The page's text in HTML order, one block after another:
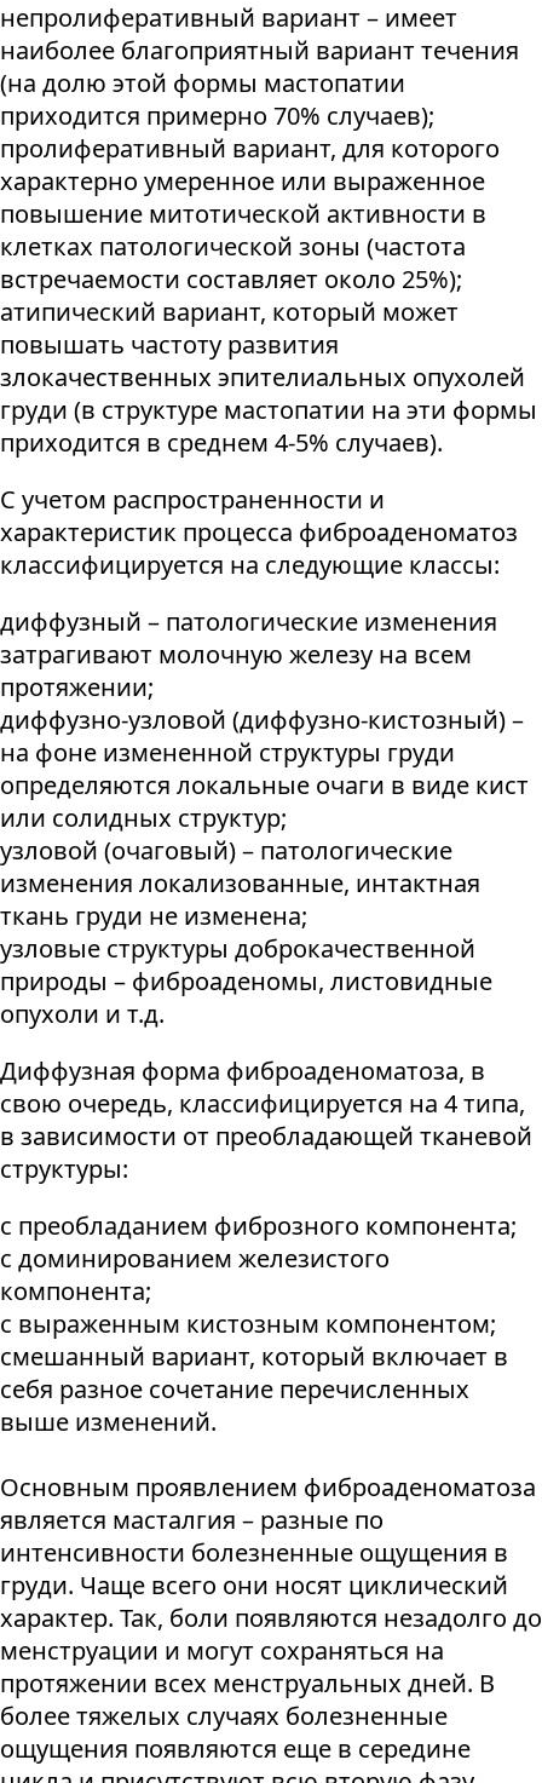
непролиферативный вариант – имеет
наиболее благоприятный вариант течения
(на долю этой формы мастопатии
приходится примерно 70% случаев);
пролиферативный вариант, для которого
характерно умеренное или выраженное
повышение митотической активности в
клетках патологической зоны (частота
встречаемости составляет около 25%);
атипический вариант, который может
повышать частоту развития
злокачественных эпителиальных опухолей
груди (в структуре мастопатии на эти формы
приходится в среднем 4-5% случаев).
С учетом распространенности и
характеристик процесса фиброаденоматоз
классифицируется на следующие классы:
диффузный – патологические изменения
затрагивают молочную железу на всем
протяжении;
диффузно-узловой (диффузно-кистозный) –
на фоне измененной структуры груди
определяются локальные очаги в виде кист
или солидных структур;
узловой (очаговый) – патологические
изменения локализованные, интактная
ткань груди не изменена;
узловые структуры доброкачественной
природы – фиброаденомы, листовидные
опухоли и т.д.
Диффузная форма фиброаденоматоза, в
свою очередь, классифицируется на 4 типа,
в зависимости от преобладающей тканевой
структуры:
с преобладанием фиброзного компонента;
с доминированием железистого
компонента;
с выраженным кистозным компонентом;
смешанный вариант, который включает в
себя разное сочетание перечисленных
выше изменений.
Основным проявлением фиброаденоматоза
является масталгия – разные по
интенсивности болезненные ощущения в
груди. Чаще всего они носят циклический
характер. Так, боли появляются незадолго до
менструации и могут сохраняться на
протяжении всех менструальных дней. В
более тяжелых случаях болезненные
ощущения появляются еще в середине